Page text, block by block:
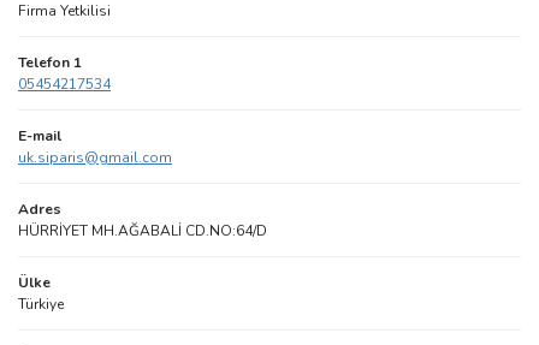
Firma Yetkilisi
Telefon 1
05454217534
E-mail
uk.siparis@gmail.com
Adres
HÜRRİYET MH.AĞABALİ CD.NO:64/D
Ülke
Türkiye